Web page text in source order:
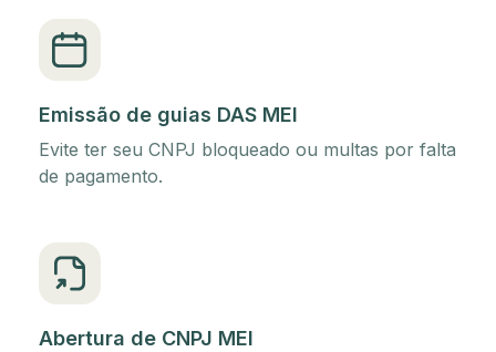
Emissão de guias DAS MEI
Evite ter seu CNPJ bloqueado ou multas por falta
de pagamento.
Abertura de CNPJ MEI